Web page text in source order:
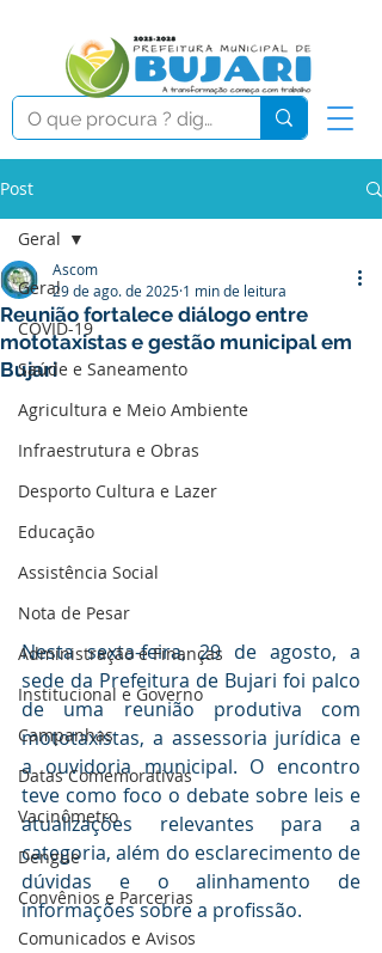
Post
Geral
COVID-19
Saúde e Saneamento
Agricultura e Meio Ambiente
Infraestrutura e Obras
Desporto Cultura e Lazer
Educação
Assistência Social
Nota de Pesar
Administração e Finanças
Institucional e Governo
Campanhas
Datas Comemorativas
Vacinômetro
Dengue
Convênios e Parcerias
Comunicados e Avisos
Geral
Reunião fortalece diálogo entre
mototaxistas e gestão municipal em
Bujari
Ascom
29 de ago. de 2025 1 min de leitura
Nesta sexta-feira, 29 de agosto, a
sede da Prefeitura de Bujari foi palco
de uma reunião produtiva com
mototaxistas, a assessoria jurídica e
a ouvidoria municipal. O encontro
teve como foco o debate sobre leis e
atualizações relevantes para a
categoria, além do esclarecimento de
dúvidas e o alinhamento de
informações sobre a profissão.